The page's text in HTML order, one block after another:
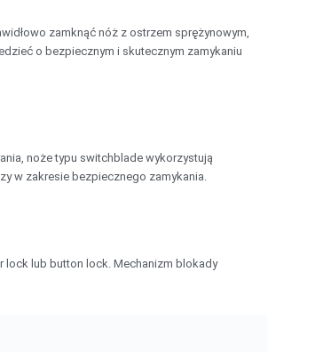
zamknąć nóż z ostrzem sprężynowym,
o bezpiecznym i skutecznym zamykaniu
noże typu switchblade wykorzystują
w zakresie bezpiecznego zamykania.
lock lub button lock. Mechanizm blokady